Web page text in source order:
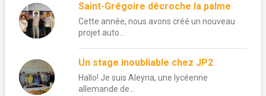
Saint-Grégoire décroche la palme
Cette année, nous avons créé un nouveau
projet auto...
Un stage inoubliable chez JP2
Hallo! Je suis Aleyna, une lycéenne
allemande de...